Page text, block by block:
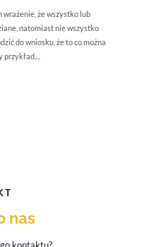
wrażenie, że wszystko lub
natomiast nie wszystko
do wniosku, że to co można
nas